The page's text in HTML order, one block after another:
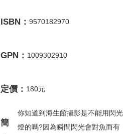
ISBN： 9570182970
GPN： 1009302910
定價： 180元
簡
你知道到海生館攝影是不能用閃光
燈的嗎?因為瞬間閃光會對魚而有